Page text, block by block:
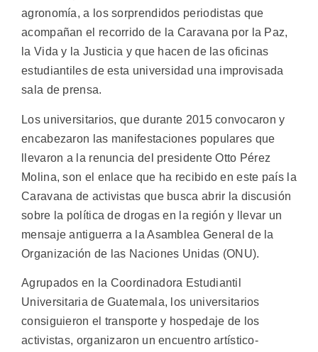
agronomía, a los sorprendidos periodistas que
acompañan el recorrido de la Caravana por la Paz,
la Vida y la Justicia y que hacen de las oficinas
estudiantiles de esta universidad una improvisada
sala de prensa.
Los universitarios, que durante 2015 convocaron y
encabezaron las manifestaciones populares que
llevaron a la renuncia del presidente Otto Pérez
Molina, son el enlace que ha recibido en este país la
Caravana de activistas que busca abrir la discusión
sobre la política de drogas en la región y llevar un
mensaje antiguerra a la Asamblea General de la
Organización de las Naciones Unidas (ONU).
Agrupados en la Coordinadora Estudiantil
Universitaria de Guatemala, los universitarios
consiguieron el transporte y hospedaje de los
activistas, organizaron un encuentro artístico-